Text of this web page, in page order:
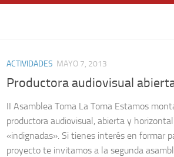
ACTIVIDADES MAYO 7, 2013
Productora audiovisual
II Asamblea Toma La Toma Estamos
productora audiovisual, abierta y
«indignadas». Si tienes interés en formar
proyecto te invitamos a la segunda